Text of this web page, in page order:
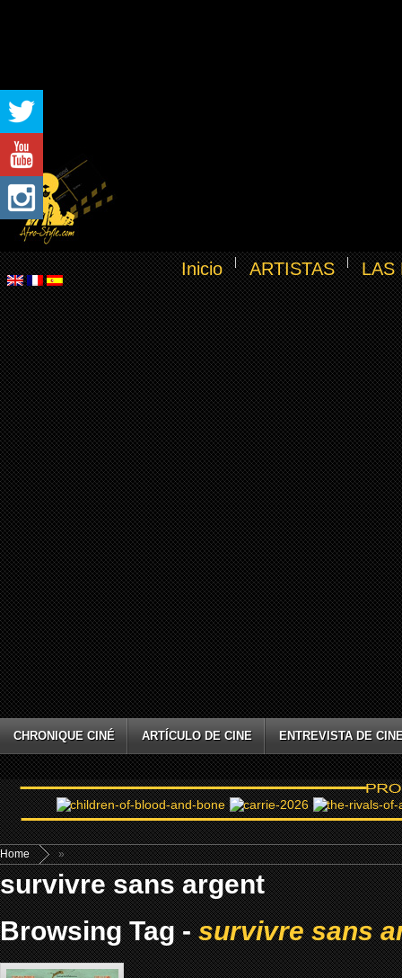
Inicio ARTISTAS LAS
CHRONIQUE CINÉ ARTÍCULO DE CINE ENTREVISTA DE
Home »
survivre sans argent
Browsing Tag -survivre sans